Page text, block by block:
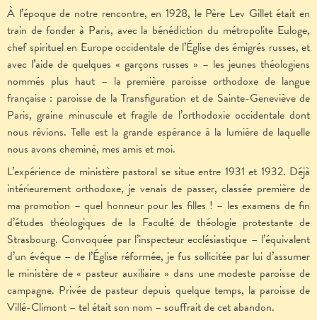
À l’époque de notre rencontre, en 1928, le Père Lev Gillet était en
train de fonder à Paris, avec la bénédiction du métropolite Euloge,
chef spirituel en Europe occidentale de l’Église des émigrés russes, et
avec l’aide de quelques « garçons russes » – les jeunes théologiens
nommés plus haut – la première paroisse orthodoxe de langue
française : paroisse de la Transfiguration et de Sainte-Geneviève de
Paris, graine minuscule et fragile de l’orthodoxie occidentale dont
nous rêvions. Telle est la grande espérance à la lumière de laquelle
nous avons cheminé, mes amis et moi.
L’expérience de ministère pastoral se situe entre 1931 et 1932. Déjà
intérieurement orthodoxe, je venais de passer, classée première de
ma promotion – quel honneur pour les filles ! – les examens de fin
d’études théologiques de la Faculté de théologie protestante de
Strasbourg. Convoquée par l’inspecteur ecclésiastique – l’équivalent
d’un évêque – de l’Église réformée, je fus sollicitée par lui d’assumer
le ministère de « pasteur auxiliaire » dans une modeste paroisse de
campagne. Privée de pasteur depuis quelque temps, la paroisse de
Villé-Climont – tel était son nom – souffrait de cet abandon.